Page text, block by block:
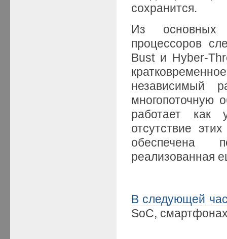
сохранится.
Из основных
процессоров
Bust и Hyber-
независимый
многопоточную
работает как
отсутствие
обеспечена
реализованная
В следующей
SoC,